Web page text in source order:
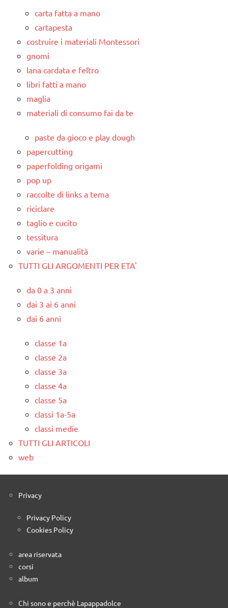
carta fatta a mano
cartapesta
costruire i materiali Montessori
gnomi
lana cardata e feltro
libri fatti a mano
maglia
materiali di consumo fai da te
paste da gioco e play dough
papercutting
paperfolding origami
pop up
raccolte di links a tema
riciclare
taglio e cucito
tessitura
varie – manualità
TUTTI GLI ARGOMENTI PER ETA'
da 0 a 3 anni
dai 3 ai 6 anni
dai 6 anni
classe 1a
classe 2a
classe 3a
classe 4a
classe 5a
classi 1a-5a
classi medie
TUTTI GLI ARTICOLI
web
Privacy
Privacy Policy
Cookies Policy
area riservata
corsi
album
Chi sono e perchè Lapappadolce